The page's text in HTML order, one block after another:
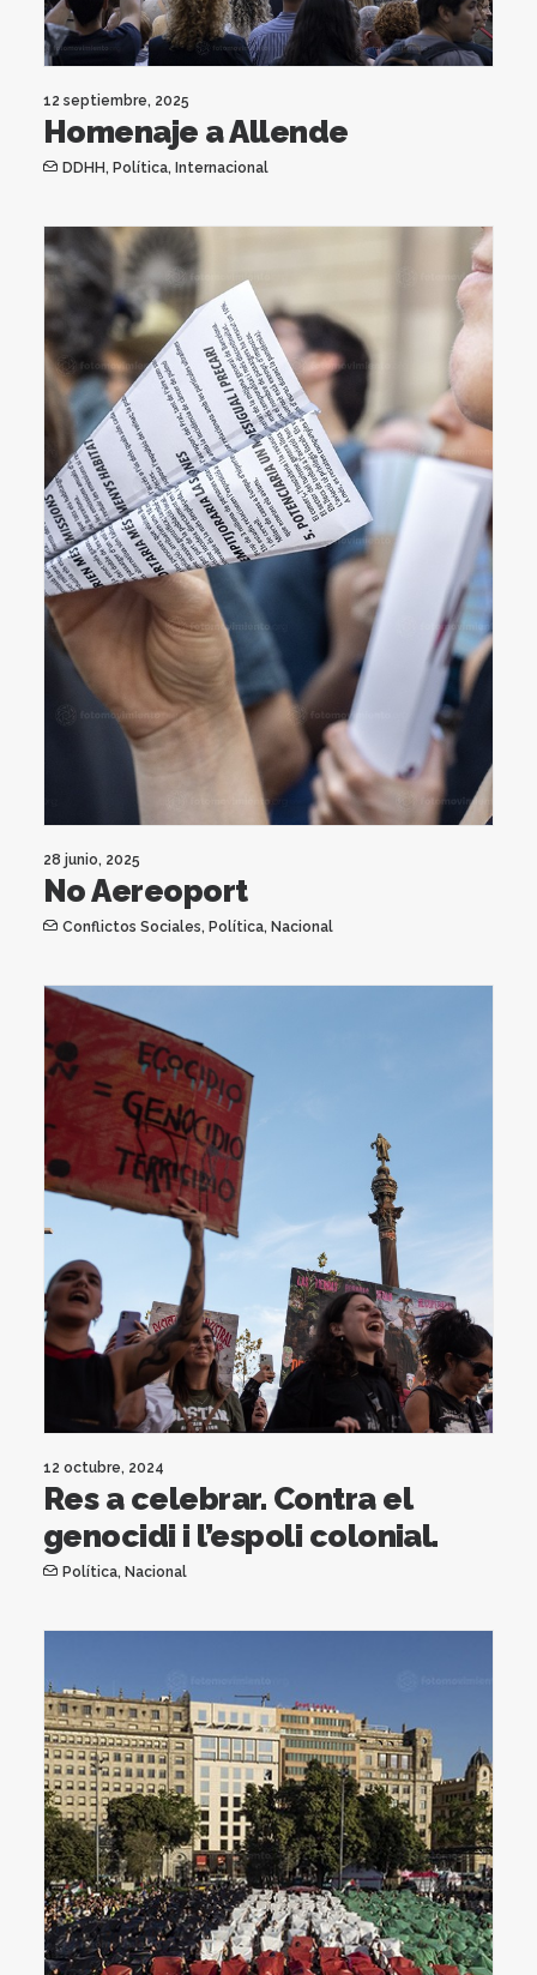
12 septiembre, 2025
Homenaje a Allende
DDHH, Política, Internacional
28 junio, 2025
No Aereoport
Conflictos Sociales, Política, Nacional
12 octubre, 2024
Res a celebrar. Contra el
genocidi i l’espoli colonial.
Política, Nacional